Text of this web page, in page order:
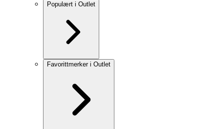
Populært i Outlet
Favorittmerker i Outlet